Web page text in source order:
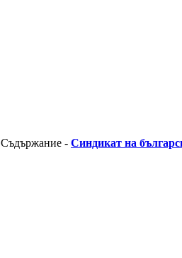
Съдържание - Синдикат на